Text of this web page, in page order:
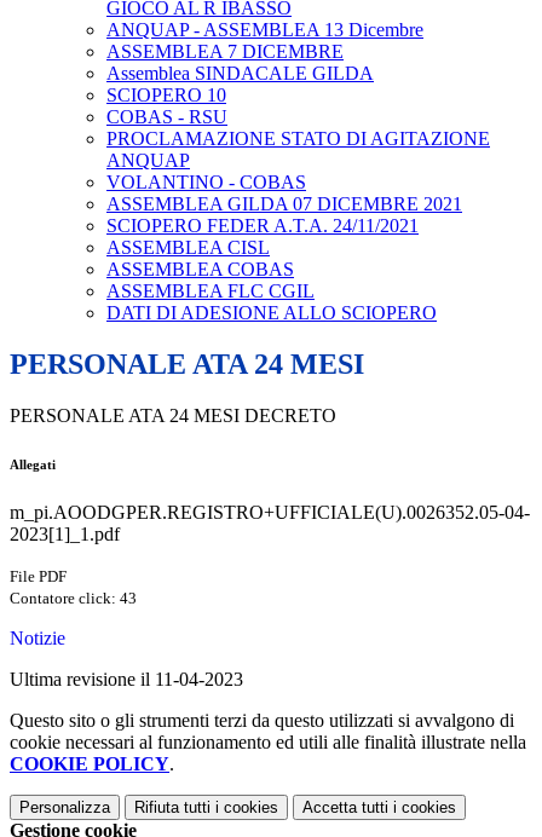
GIOCO AL R IBASSO
ANQUAP - ASSEMBLEA 13 Dicembre
ASSEMBLEA 7 DICEMBRE
Assemblea SINDACALE GILDA
SCIOPERO 10
COBAS - RSU
PROCLAMAZIONE STATO DI AGITAZIONE
ANQUAP
VOLANTINO - COBAS
ASSEMBLEA GILDA 07 DICEMBRE 2021
SCIOPERO FEDER A.T.A. 24/11/2021
ASSEMBLEA CISL
ASSEMBLEA COBAS
ASSEMBLEA FLC CGIL
DATI DI ADESIONE ALLO SCIOPERO
PERSONALE ATA 24 MESI
PERSONALE ATA 24 MESI DECRETO
Allegati
m_pi.AOODGPER.REGISTRO+UFFICIALE(U).0026352.05-04-
2023[1]_1.pdf
File PDF
Contatore click: 43
Notizie
Ultima revisione il 11-04-2023
Questo sito o gli strumenti terzi da questo utilizzati si avvalgono di
cookie necessari al funzionamento ed utili alle finalità illustrate nella
COOKIE POLICY.
Personalizza Rifiuta tutti i cookies Accetta tutti i cookies
Gestione cookie